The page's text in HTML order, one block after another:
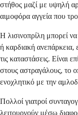
στήθος μαζί με υψηλή
αιμοφόρα αγγεία που
Η λισινοπρίλη μπορεί
ή καρδιακή ανεπάρκεια,
τις καταστάσεις. Είναι
στους αστραγάλους, το
ενοχλητικό με την
Πολλοί γιατροί
λειτουργούν μέσω